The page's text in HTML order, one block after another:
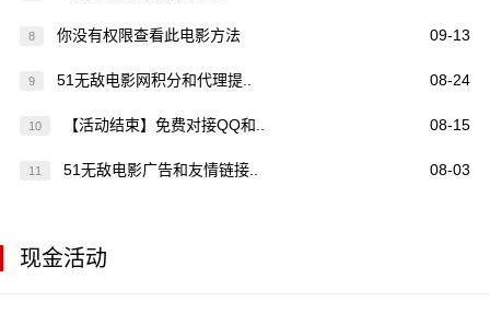
8 你没有权限查看此电影方法 09-13
9 51无敌电影网积分和代理提.. 08-24
10 【活动结束】免费对接QQ和.. 08-15
11 51无敌电影广告和友情链接.. 08-03
现金活动